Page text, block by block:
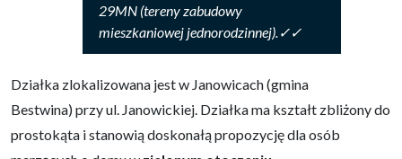
29MN (tereny zabudowy
mieszkaniowej jednorodzinnej).✓✓
Działka zlokalizowana jest w Janowicach (gmina
Bestwina)przy ul. Janowickiej. Działka ma kształt zbliżony do
prostokąta i stanowią doskonałą propozycję dla osób